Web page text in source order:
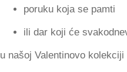
poruku koja se pamti
ili dar koji će
u našoj Valentinovo